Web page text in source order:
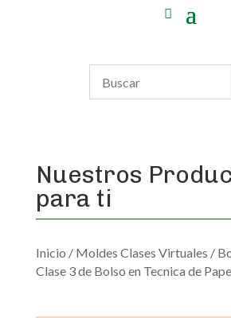
Nuestros
para ti
Inicio / Moldes Clases Virtuales /
Clase 3 de Bolso en Tecnica de